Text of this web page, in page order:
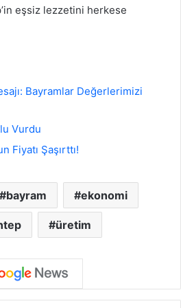
eşsiz lezzetini herkese
Bayramlar Değerlerimizi
Vurdu
Fiyatı Şaşırttı!
bayram ekonomi
üretim